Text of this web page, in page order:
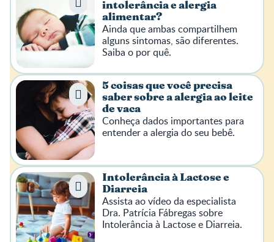
intolerância e alergia
alimentar?
Ainda que ambas compartilhem
alguns sintomas, são diferentes.
Saiba o por quê.
5 coisas que você precisa
saber sobre a alergia ao leite
de vaca
Conheça dados importantes para
entender a alergia do seu bebê.
Intolerância à Lactose e
Diarreia
Assista ao vídeo da especialista
Dra. Patrícia Fábregas sobre
Intolerância à Lactose e Diarreia.